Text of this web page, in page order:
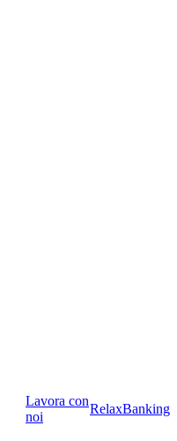
Lavora con
noi
RelaxBanking